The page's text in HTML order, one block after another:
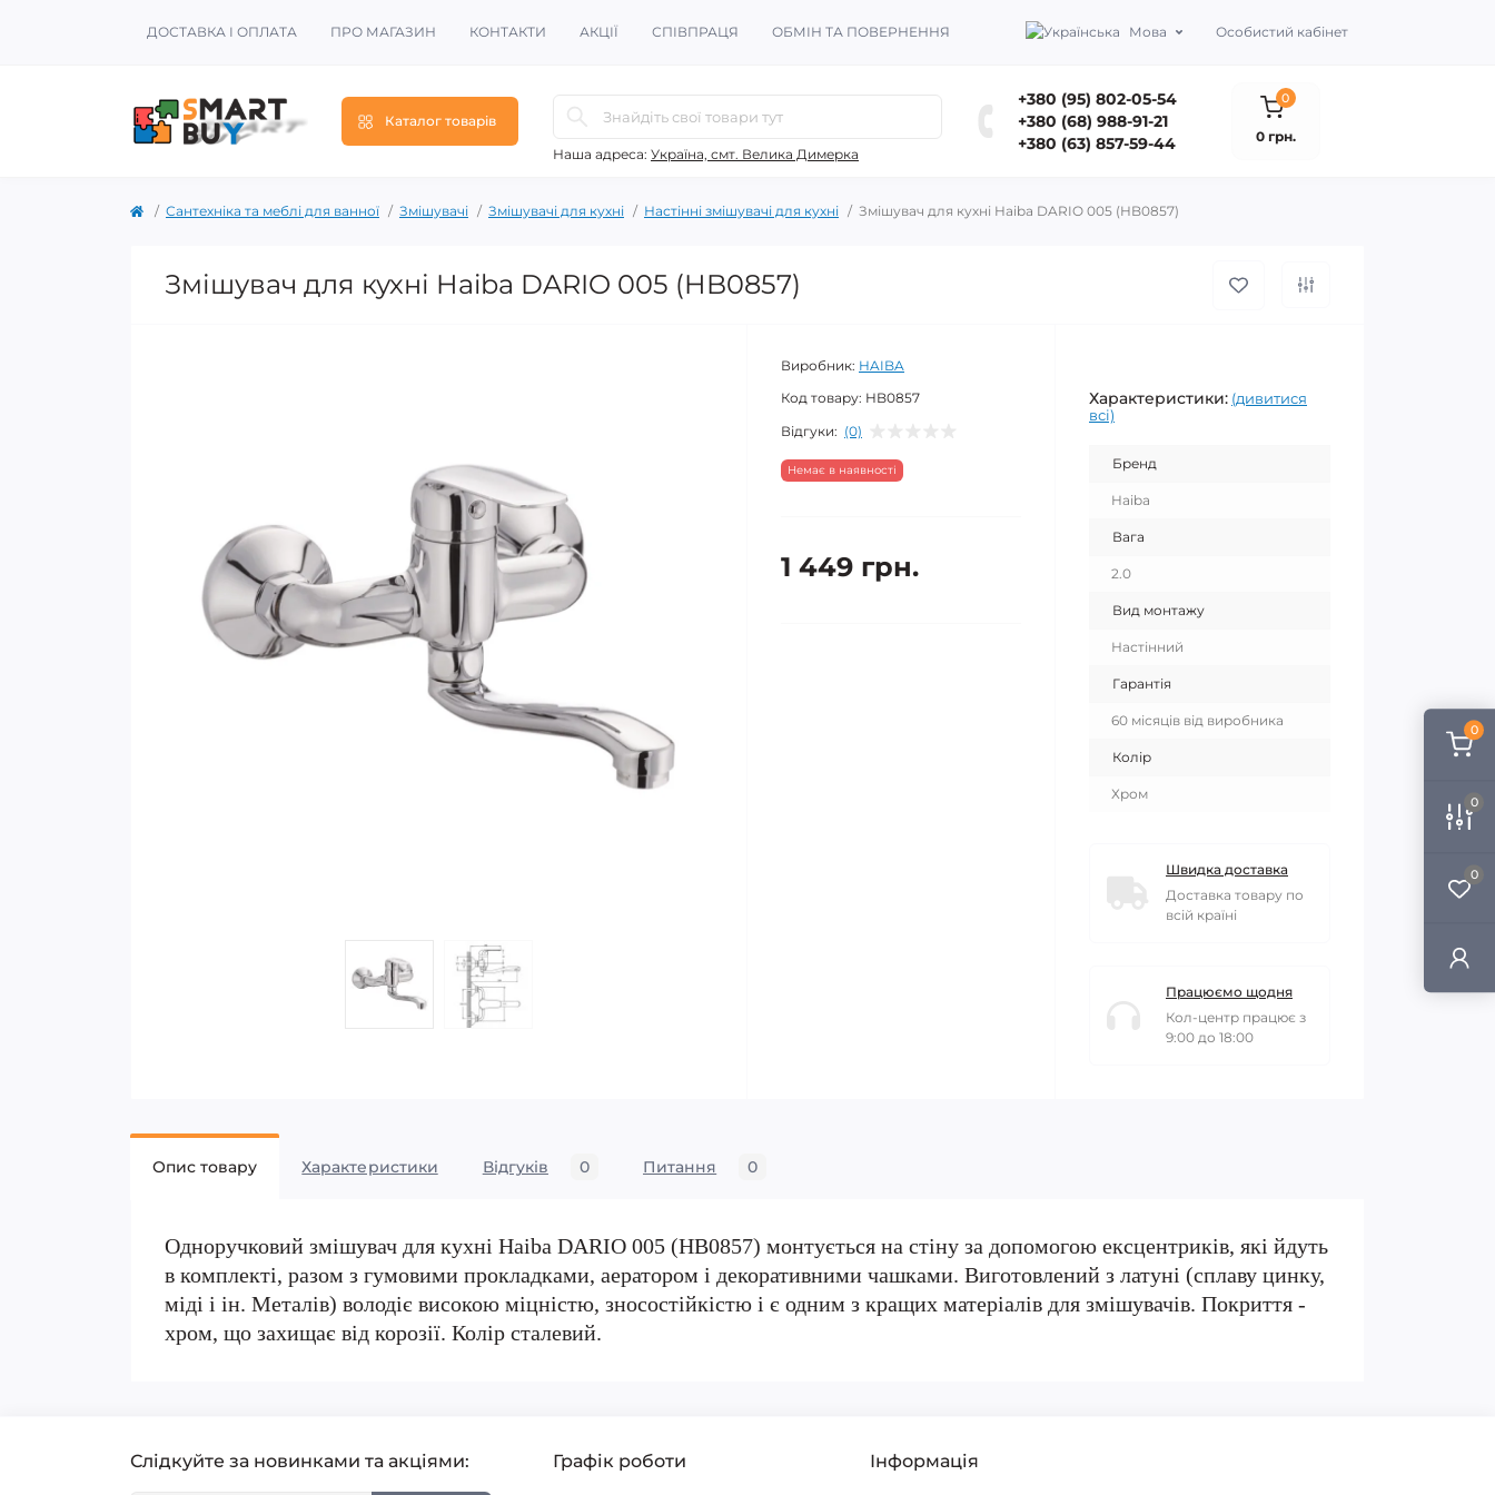
0
0
0
ДОСТАВКА І ОПЛАТА ПРО МАГАЗИН КОНТАКТИ АКЦІЇ СПІВПРАЦЯ ОБМІН ТА ПОВЕРНЕННЯ Мова Особистий кабінет
Каталог товарів
Наша адреса: Україна, смт. Велика Димерка
+380 (95) 802-05-54
+380 (68) 988-91-21
+380 (63) 857-59-44
0
0 грн.
Сантехніка та меблі для ванної Змішувачі Змішувачі для кухні Настінні змішувачі для кухні Змішувач для кухні Haiba DARIO 005 (HB0857)
Змішувач для кухні Haiba DARIO 005 (HB0857)
Виробник: HAIBA
Код товару: HB0857
Відгуки: (0)
Немає в наявності
1 449 грн.
Характеристики: (дивитися
всі)
Бренд
Haiba
Вага
2.0
Вид монтажу
Настінний
Гарантія
60 місяців від виробника
Колір
Хром
Швидка доставка
Доставка товару по
всій країні
Працюємо щодня
Кол-центр працює з
9:00 до 18:00
Опис товару Характеристики Відгуків 0 Питання 0
Одноручковий змішувач для кухні Haiba DARIO 005 (HB0857) монтується на стіну за допомогою ексцентриків, які йдуть
в комплекті, разом з гумовими прокладками, аератором і декоративними чашками. Виготовлений з латуні (сплаву цинку,
міді і ін. Металів) володіє високою міцністю, зносостійкістю і є одним з кращих матеріалів для змішувачів. Покриття -
хром, що захищає від корозії. Колір сталевий.
Слідкуйте за новинками та акціями: Графік роботи Інформація